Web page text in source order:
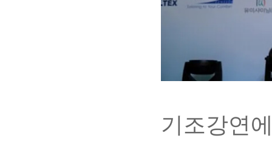
기조강연